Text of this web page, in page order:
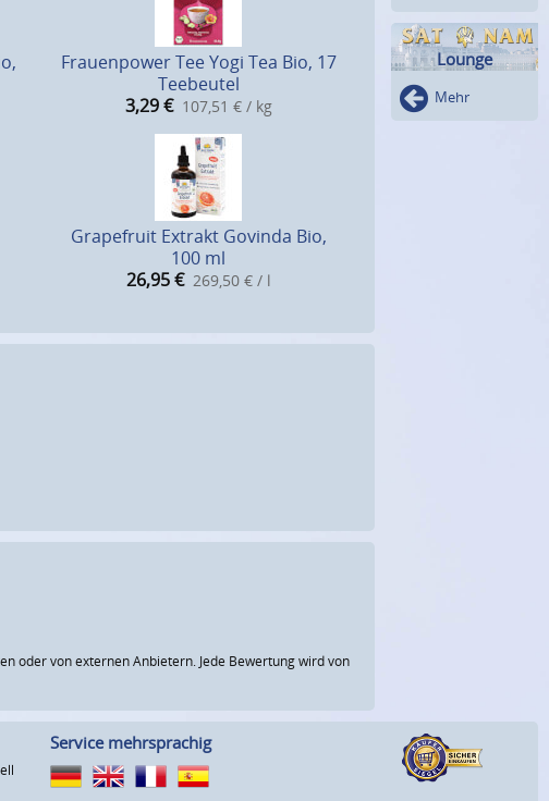
Frauenpower Tee Yogi Tea Bio, 17
Teebeutel
3,29 € 107,51 € / kg
Grapefruit Extrakt Govinda Bio,
100 ml
26,95 € 269,50 € / l
oder von externen Anbietern. Jede Bewertung wird von
Lounge
Mehr
Service mehrsprachig